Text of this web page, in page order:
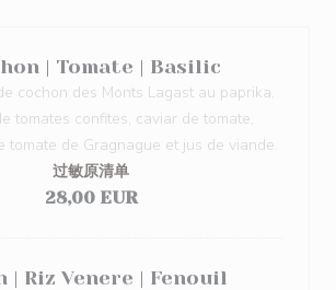
| Tomate | Basilic
cochon des Monts Lagast au paprika,
tomates confites, caviar de tomate,
tomate de Gragnague et jus de viande.
过敏原清单
28,00 EUR
| Riz Venere | Fenouil